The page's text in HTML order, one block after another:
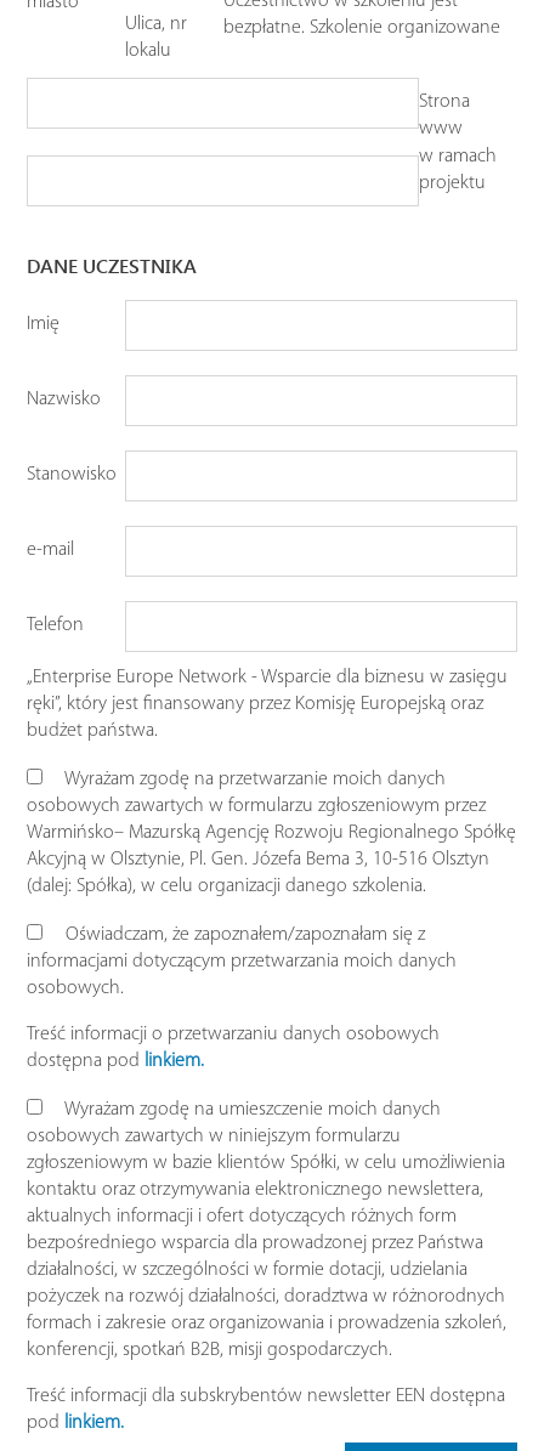
Ulica, nr
lokalu
Strona
www
DANE UCZESTNIKA
Imię
Nazwisko
Stanowisko
e-mail
Telefon
bezpłatne. Szkolenie organizowane
w ramach
projektu
„Enterprise Europe Network - Wsparcie dla biznesu w zasięgu
ręki”, który jest finansowany przez Komisję Europejską oraz
budżet państwa.
Wyrażam zgodę na przetwarzanie moich danych
osobowych zawartych w formularzu zgłoszeniowym przez
Warmińsko– Mazurską Agencję Rozwoju Regionalnego Spółkę
Akcyjną w Olsztynie, Pl. Gen. Józefa Bema 3, 10-516 Olsztyn
(dalej: Spółka), w celu organizacji danego szkolenia.
Oświadczam, że zapoznałem/zapoznałam się z
informacjami dotyczącym przetwarzania moich danych
osobowych.
Treść informacji o przetwarzaniu danych osobowych
dostępna pod linkiem.
Wyrażam zgodę na umieszczenie moich danych
osobowych zawartych w niniejszym formularzu
zgłoszeniowym w bazie klientów Spółki, w celu umożliwienia
kontaktu oraz otrzymywania elektronicznego newslettera,
aktualnych informacji i ofert dotyczących różnych form
bezpośredniego wsparcia dla prowadzonej przez Państwa
działalności, w szczególności w formie dotacji, udzielania
pożyczek na rozwój działalności, doradztwa w różnorodnych
formach i zakresie oraz organizowania i prowadzenia szkoleń,
konferencji, spotkań B2B, misji gospodarczych.
Treść informacji dla subskrybentów newsletter EEN dostępna
pod linkiem.